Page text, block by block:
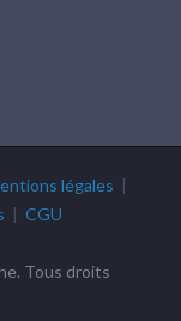
légales |
| CGU
Tous droits